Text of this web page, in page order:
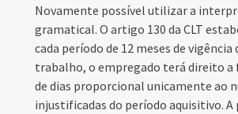
Novamente possível utilizar a
gramatical. O artigo 130 da CLT
cada período de 12 meses de
trabalho, o empregado terá direito a
de dias proporcional unicamente ao
injustificadas do período aquisitivo. A